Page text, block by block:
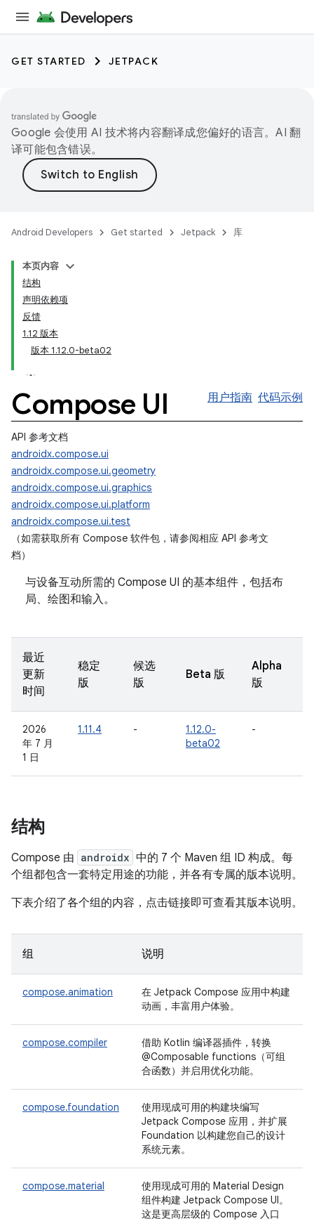
GET STARTED JETPACK
Google 会使用 AI 技术将内容翻译成您偏好的语言。AI 翻
译可能包含错误。
Android Developers Get started Jetpack 库
本页内容
结构
声明依赖项
反馈
1.12 版本
版本 1.12.0-beta02
Compose UI 用户指南 代码示例
API 参考文档
androidx.compose.ui
androidx.compose.ui.geometry
androidx.compose.ui.graphics
androidx.compose.ui.platform
androidx.compose.ui.test
（如需获取所有 Compose 软件包，请参阅相应 API 参考文
档）
与设备互动所需的 Compose UI 的基本组件，包括布
局、绘图和输入。
最近
更新
时间
稳定
版
候选
版
Beta 版
Alpha
版
2026
年 7 月
1 日
1.11.4 -
1.12.0-
beta02
-
结构
Compose 由 androidx 中的 7 个 Maven 组 ID 构成。每
个组都包含一套特定用途的功能，并各有专属的版本说明。
下表介绍了各个组的内容，点击链接即可查看其版本说明。
组 说明
compose.animation
在 Jetpack Compose 应用中构建
动画，丰富用户体验。
compose.compiler
借助 Kotlin 编译器插件，转换
@Composable functions（可组
合函数）并启用优化功能。
compose.foundation
使用现成可用的构建块编写
Jetpack Compose 应用，并扩展
Foundation 以构建您自己的设计
系统元素。
compose.material
使用现成可用的 Material Design
组件构建 Jetpack Compose UI。
这是更高层级的 Compose 入口